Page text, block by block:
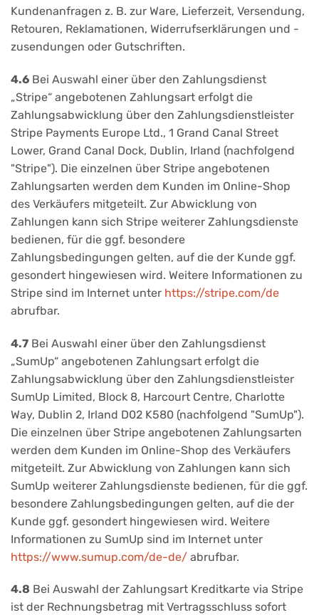
Kundenanfragen z. B. zur Ware, Lieferzeit, Versendung,
Retouren, Reklamationen, Widerrufserklärungen und -
zusendungen oder Gutschriften.
4.6 Bei Auswahl einer über den Zahlungsdienst
„Stripe“ angebotenen Zahlungsart erfolgt die
Zahlungsabwicklung über den Zahlungsdienstleister
Stripe Payments Europe Ltd., 1 Grand Canal Street
Lower, Grand Canal Dock, Dublin, Irland (nachfolgend
"Stripe"). Die einzelnen über Stripe angebotenen
Zahlungsarten werden dem Kunden im Online-Shop
des Verkäufers mitgeteilt. Zur Abwicklung von
Zahlungen kann sich Stripe weiterer Zahlungsdienste
bedienen, für die ggf. besondere
Zahlungsbedingungen gelten, auf die der Kunde ggf.
gesondert hingewiesen wird. Weitere Informationen zu
Stripe sind im Internet unter https://stripe.com/de
abrufbar.
4.7 Bei Auswahl einer über den Zahlungsdienst
„SumUp“ angebotenen Zahlungsart erfolgt die
Zahlungsabwicklung über den Zahlungsdienstleister
SumUp Limited, Block 8, Harcourt Centre, Charlotte
Way, Dublin 2, Irland D02 K580 (nachfolgend "SumUp").
Die einzelnen über Stripe angebotenen Zahlungsarten
werden dem Kunden im Online-Shop des Verkäufers
mitgeteilt. Zur Abwicklung von Zahlungen kann sich
SumUp weiterer Zahlungsdienste bedienen, für die ggf.
besondere Zahlungsbedingungen gelten, auf die der
Kunde ggf. gesondert hingewiesen wird. Weitere
Informationen zu SumUp sind im Internet unter
https://www.sumup.com/de-de/ abrufbar.
4.8 Bei Auswahl der Zahlungsart Kreditkarte via Stripe
ist der Rechnungsbetrag mit Vertragsschluss sofort